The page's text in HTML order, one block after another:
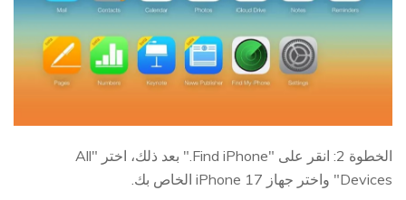
الخطوة 2: انقر على "Find iPhone." بعد ذلك، اختر "All
Devices" واختر جهاز iPhone 17 الخاص بك.